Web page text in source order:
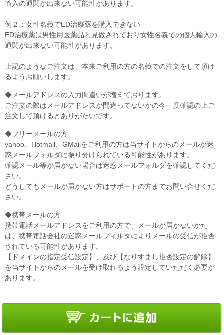
輸入の通関が出来ない可能性があります。
例２：女性名義でED治療薬を購入できない
ED治療薬は男性用医薬品と見做されており女性名義での個人輸入の
通関が出来ない可能性があります。
上記のようなご注文は、本来ご利用の方の名義での注文をして頂け
るようお願いします。
◆メールアドレスの入力間違いが増えております。
ご注文の際はメールアドレスが間違ってないかの今一度確認の上ご
注文して頂けるとありがたいです。
◆フリーメールの方
yahoo、Hotmail、GMailをご利用の方は当サイトからのメールが迷
惑メールフォルダに振り分けられている可能性があります。
確認メール等が届かない場合は迷惑メールフォルダを確認してくだ
さい。
どうしてもメールが届かない方はサポートの方までお問い合せくだ
さい。
◆携帯メールの方
携帯電話メールアドレスをご利用の方で、メールが届かないかた
は、携帯電話会社の迷惑メールフィルタによりメールの受信が拒否
されている可能性があります。
【ドメインの指定受信設定】、及び【なりすまし拒否設定の解除】
を当サイトからのメールを受け取れるよう設定していただく必要が
あります。